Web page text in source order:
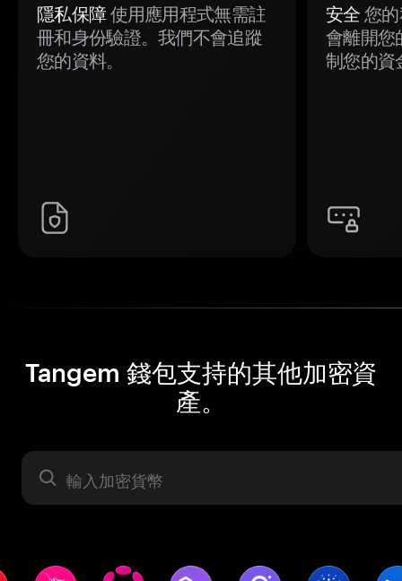
隱私保障使用應用程式無需註
冊和身份驗證。我們不會追蹤
您的資料。
安全 您
會離開您
制您的資
Tangem 錢包支持的其他加密資
產。
資產